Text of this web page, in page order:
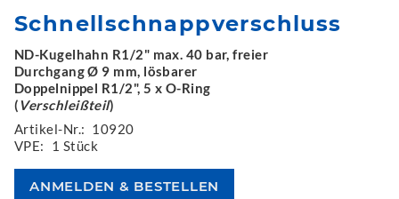
Schnellschnappverschluss
ND-Kugelhahn R1/2" max. 40 bar, freier
Durchgang Ø 9 mm, lösbarer
Doppelnippel R1/2", 5 x O-Ring
(Verschleißteil)
Artikel-Nr.: 10920
VPE:
1 Stück